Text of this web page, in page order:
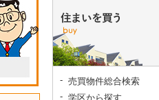
売買物件総合検索
学区から探す